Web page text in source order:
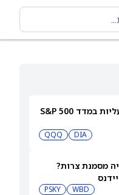
המניות המובילות בעליות במדד S&P 500
DIA
QQQ
מסמנת צרות?
WBD
PSKY